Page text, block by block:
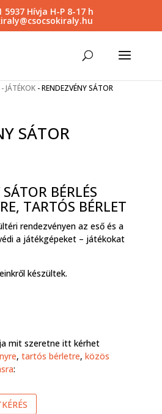
5937 Hívja H-P 8-17 h
JÁTÉKOK-RENDEZVÉNY SÁTOR
SÁTOR
BÉRLÉS
TARTÓS BÉRLET
rendezvényen az eső és a
a játékgépeket – játékokat
készültek.
mit szeretne itt kérhet
, tartós bérletre, közös
: